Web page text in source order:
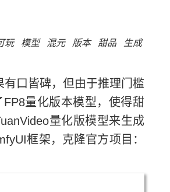
玩 模型 混元 版本 甜品
生成
口皆碑，但由于推理门槛
量化版本模型，使得甜
量化版模型来生成
框架，克隆官方项目：